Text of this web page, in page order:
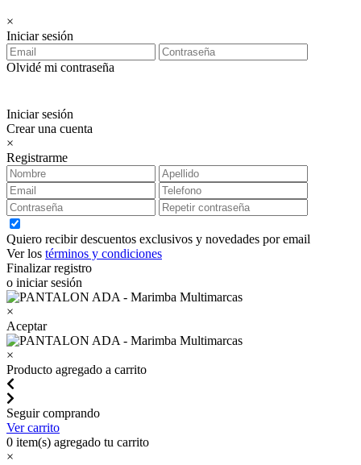
×
Iniciar sesión
Olvidé mi contraseña
Iniciar sesión
Crear una cuenta
×
Registrarme
Quiero recibir descuentos exclusivos y novedades por email
Ver los términos y condiciones
Finalizar registro
o iniciar sesión
×
Aceptar
×
Producto agregado a carrito
Seguir comprando
Ver carrito
0 item(s) agregado tu carrito
×